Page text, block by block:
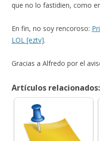
que no lo fastidien, como
En fin, no soy rencoroso:
LOL [eztv].
Gracias a Alfredo por el
Artículos relacionados: